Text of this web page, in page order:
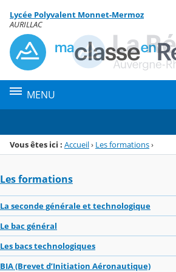
Menu de la rubrique
Contenu
Lycée Polyvalent Monnet-Mermoz
AURILLAC
MENU
Vous êtes ici : Accueil› Les formations›
Les formations
La seconde générale et technologique
Le bac général
Les bacs technologiques
BIA (Brevet d’Initiation Aéronautique)